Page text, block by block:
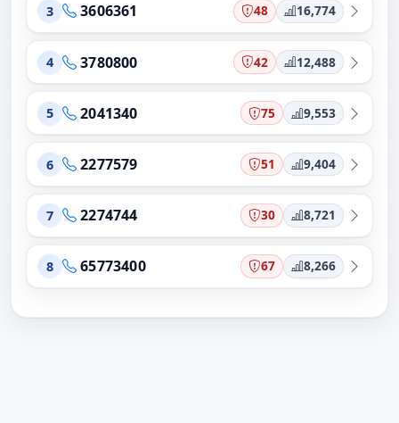
3 3606361 48 16,774
4 3780800 42 12,488
5 2041340 75 9,553
6 2277579 51 9,404
7 2274744 30 8,721
8 65773400 67 8,266